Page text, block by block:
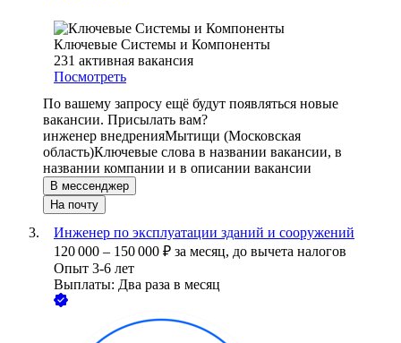
Ключевые Системы и Компоненты
231 активная вакансия
Посмотреть
По вашему запросу ещё будут появляться новые
вакансии. Присылать вам?
инженер внедренияМытищи (Московская
область)Ключевые слова в названии вакансии, в
названии компании и в описании вакансии
В мессенджер
На почту
Инженер по эксплуатации зданий и сооружений
120 000 – 150 000 ₽ за месяц, до вычета налогов
Опыт 3-6 лет
Выплаты: Два раза в месяц